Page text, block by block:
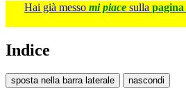
Hai già messo mi piace sulla pagina
Indice
sposta nella barra laterale nascondi